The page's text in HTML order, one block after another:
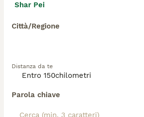
Shar Pei
Città/Regione
Distanza da te
Parola chiave